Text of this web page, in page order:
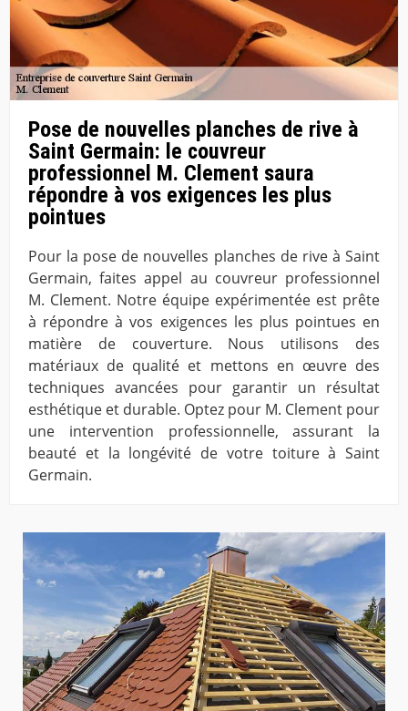
Pose de nouvelles planches de rive à
Saint Germain: le couvreur
professionnel M. Clement saura
répondre à vos exigences les plus
pointues
Pour la pose de nouvelles planches de rive à Saint
Germain, faites appel au couvreur professionnel
M. Clement. Notre équipe expérimentée est prête
à répondre à vos exigences les plus pointues en
matière de couverture. Nous utilisons des
matériaux de qualité et mettons en œuvre des
techniques avancées pour garantir un résultat
esthétique et durable. Optez pour M. Clement pour
une intervention professionnelle, assurant la
beauté et la longévité de votre toiture à Saint
Germain.